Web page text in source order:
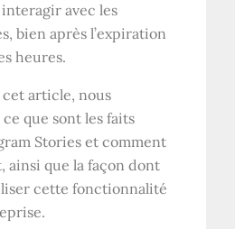
avec les
bien après l’expiration
heures.
article, nous
que sont les faits
Stories et comment
ainsi que la façon dont
cette fonctionnalité